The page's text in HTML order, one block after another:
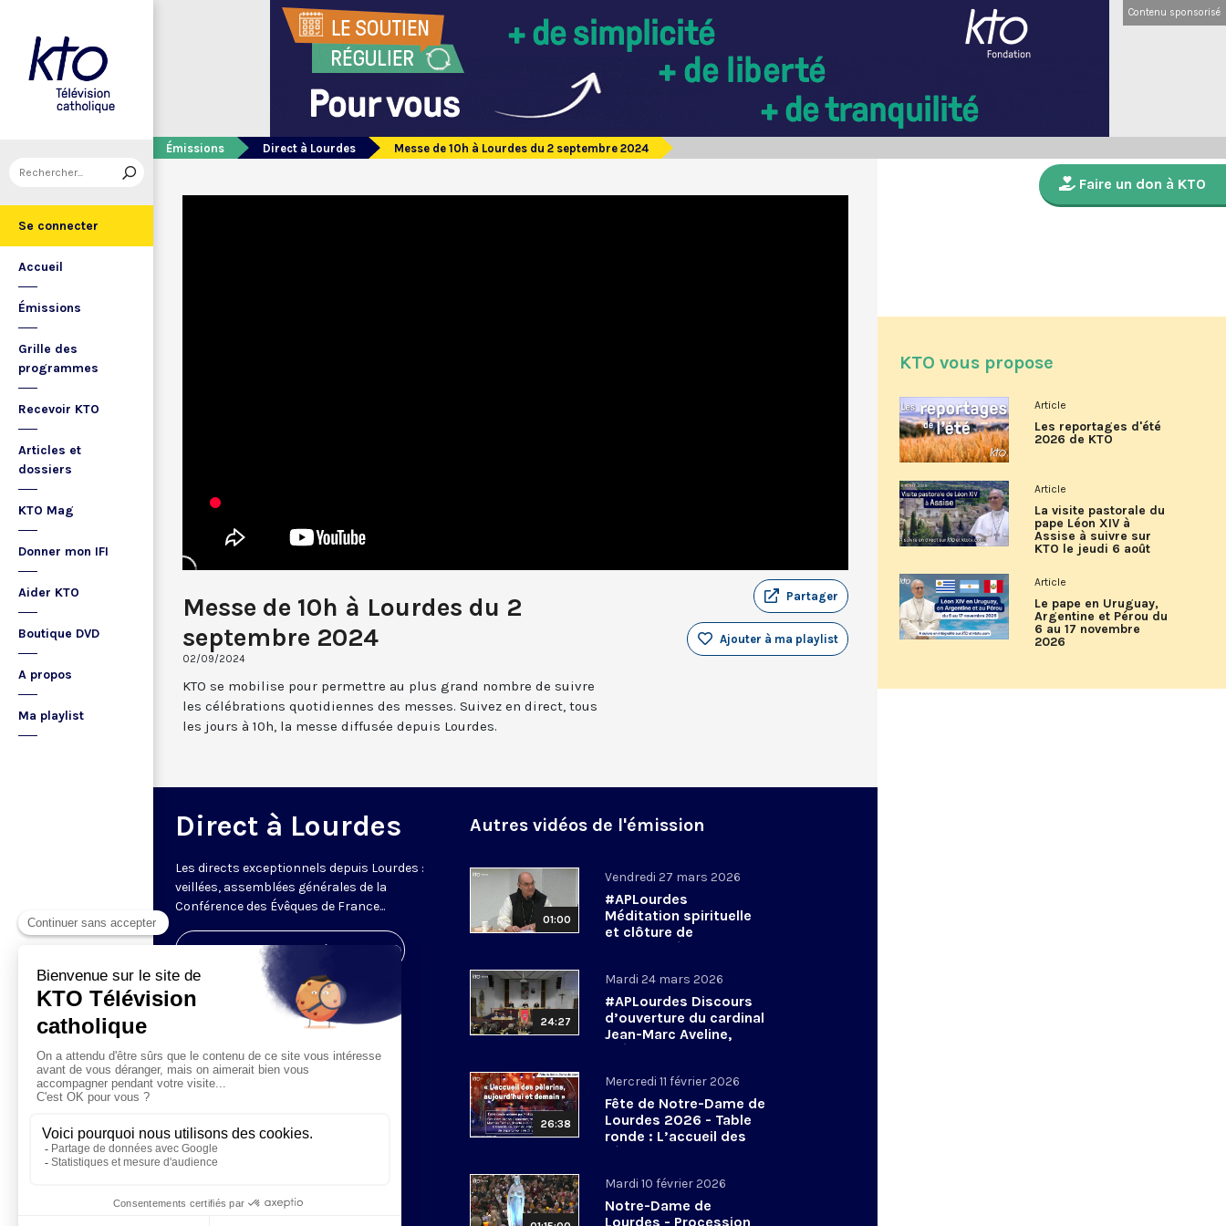
Se connecter
Accueil
Émissions
Grille des
programmes
Recevoir KTO
Articles et
dossiers
KTO Mag
Donner mon IFI
Aider KTO
Boutique DVD
A propos
Ma playlist
Contenu sponsorisé
Émissions Direct à Lourdes Messe de 10h à Lourdes du 2 septembre 2024
Messe de 10h à Lourdes du 2
septembre 2024
02/09/2024
Partager
Ajouter à ma playlist
KTO se mobilise pour permettre au plus grand nombre de suivre
les célébrations quotidiennes des messes. Suivez en direct, tous
les jours à 10h, la messe diffusée depuis Lourdes.
Direct à Lourdes
Les directs exceptionnels depuis Lourdes :
veillées, assemblées générales de la
Conférence des Évêques de France...
Visiter la page de l'émission
Autres vidéos de l'émission
01:00
Vendredi 27 mars 2026
#APLourdes
Méditation spirituelle
et clôture de
l’Assemblée des
mars 2026
24:27
Mardi 24 mars 2026
#APLourdes Discours
d’ouverture du cardinal
Jean-Marc Aveline,
président de la CEF -
26:38
Mercredi 11 février 2026
Fête de Notre-Dame de
Lourdes 2026 - Table
ronde : L’accueil des
pèlerins, aujourd’hui et
Mardi 10 février 2026
Notre-Dame de
Lourdes - Procession
Faire un don à KTO
KTO vous propose
Article
Les reportages d'été
2026 de KTO
Article
La visite pastorale du
pape Léon XIV à
Assise à suivre sur
KTO le jeudi 6 août
Article
Le pape en Uruguay,
Argentine et Pérou du
6 au 17 novembre
2026